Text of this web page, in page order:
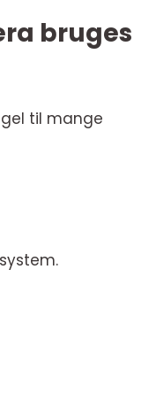
bruges
til mange